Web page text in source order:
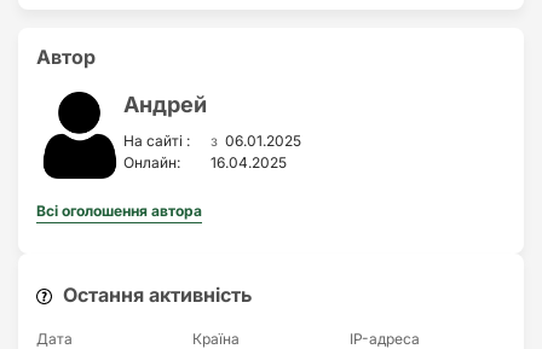
Автор
Андрей
На сайті : з 06.01.2025
Онлайн:
16.04.2025
Всі оголошення автора
Остання активність
Дата Країна IP-адреса